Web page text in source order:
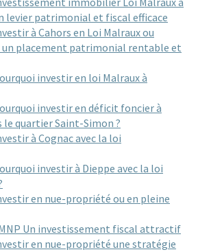
levier patrimonial et fiscal efficace
à Cahors en Loi Malraux ou
un placement patrimonial rentable et
investir en loi Malraux à
investir en déficit foncier à
le quartier Saint-Simon ?
à Cognac avec la loi
investir à Dieppe avec la loi
en nue-propriété ou en pleine
Un investissement fiscal attractif
en nue-propriété une stratégie